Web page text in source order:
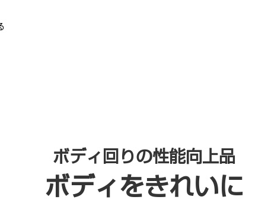
ボディ回りの性能向上品
ボディをきれいに